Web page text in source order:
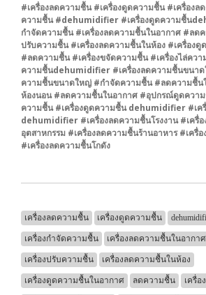
#เครื่องลดความชื้น #เครื่องดูดความชื้น #เครื่องล
ความชื้น #dehumidifier #เครื่องดูดความชื้น
กำจัดความชื้น #เครื่องลดความชื้นในอากาศ #ลด
ปรับความชื้น #เครื่องลดความชื้นในห้อง #เครื่อง
#ลดความชื้น #เครื่องขจัดความชื้น #เครื่องไล่ควา
ความชื้นdehumidifier #เครื่องลดความชื้นขนาด
ความชื้นขนาดใหญ่ #กำจัดความชื้น #ลดความชื้
ห้องนอน #ลดความชื้นในอากาศ #อุปกรณ์ดูดควา
ความชื้น #เครื่องดูดความชื้น dehumidifier #เค
dehumidifier #เครื่องลดความชื้นโรงงาน #เครื่
อุตสาหกรรม #เครื่องลดความชื้นร้านอาหาร #เครื่
#เครื่องลดความชื้นโกดัง
เครื่องลดความชื้น เครื่องดูดความชื้น
เครื่องกำจัดความชื้น เครื่องลดความชื้นในอากาศ
เครื่องปรับความชื้น เครื่องลดความชื้นในห้อง
เครื่องดูดความชื้นในอากาศ ลดความชื้น เครื่